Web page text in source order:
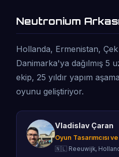
Neutronium
Hollanda, Ermenistan,
Danimarka'ya dağılmış 5
ekip, 25 yıldır yapım
oyunu geliştiriyor.
Vladislav Çaran
Oyun Tasarımcısı
🇳🇱 Reeuwijk,